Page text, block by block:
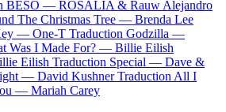
BESO — ROSALÍA & Rauw Alejandro
The Christmas Tree — Brenda Lee
— One-T Traduction Godzilla —
Was I Made For? — Billie Eilish
Eilish Traduction Special — Dave &
— David Kushner Traduction All I
— Mariah Carey